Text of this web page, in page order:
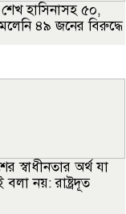
হাসিনাসহ ৫০,
৪৯ জনের বিরুদ্ধে
স্বাধীনতার অর্থ যা
বলা নয়: রাষ্ট্রদূত